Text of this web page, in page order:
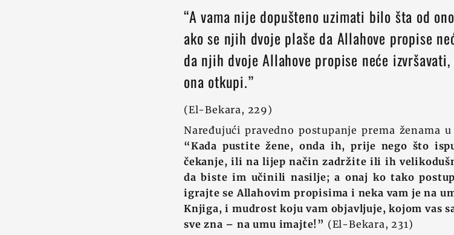
“A vama nije dopušteno uzimati bilo šta od
ako se njih dvoje plaše da Allahove propise
da njih dvoje Allahove propise neće
ona otkupi.”
(El-Bekara, 229)
Naređujući pravedno postupanje prema ženama
“Kada pustite žene, onda ih, prije nego što
čekanje, ili na lijep način zadržite ili ih
da biste im učinili nasilje; a onaj ko tako
igrajte se Allahovim propisima i neka vam je na
Knjiga, i mudrost koju vam objavljuje, kojom vas
sve zna – na umu imajte!” (El-Bekara, 231)